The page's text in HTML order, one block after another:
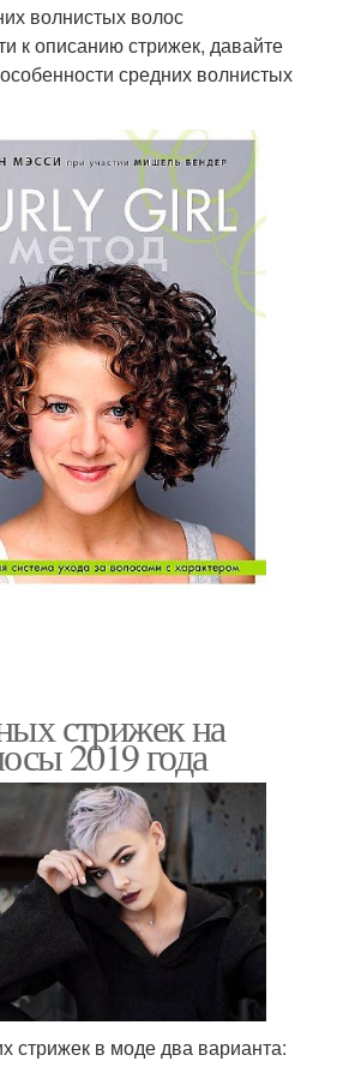
волнистых волос
к описанию стрижек, давайте
средних волнистых
стрижек на
2019 года
стрижек в моде два варианта: